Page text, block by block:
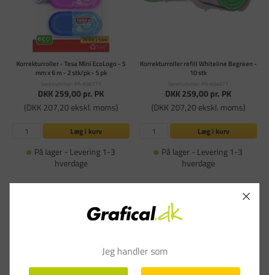
Korrekturroller - Tesa Mini EcoLogo - 5
mm x 6 m - 2 stk/pk - 5 pk
Varenummer: PA-696171
DKK 259,00pr. PK
(DKK 207,20 ekskl. moms)
Læg i kurv
På lager - Levering 1-3
hverdage
Korrekturroller refill Whiteline Begreen -
10 stk
Varenummer: PA-694977
DKK 259,00pr. PK
(DKK 207,20 ekskl. moms)
Læg i kurv
På lager - Levering 1-3
hverdage
Jeg handler som